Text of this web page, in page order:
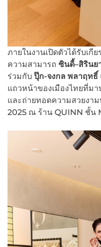
ภายในงานเปิดตัวได้รับเกี
ความสามารถ ซินดี้–สิรินย
ร่วมกับ ปุ๊ก-จงกล พลาฤทธิ์
แถวหน้าของเมืองไทยที่มา
และถ่ายทอดความสวยงา
2025 ณ ร้าน QUINN ชั้น